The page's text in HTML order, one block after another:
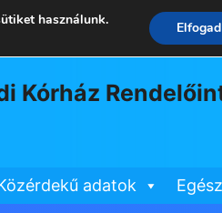
Kórház
adatok
használunk.
Elfogad